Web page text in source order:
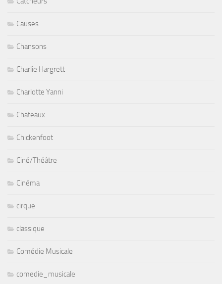
Causes
Chansons
Charlie Hargrett
Charlotte Yanni
Chateaux
Chickenfoot
Ciné/Théâtre
Cinéma
cirque
classique
Comédie Musicale
comedie_musicale